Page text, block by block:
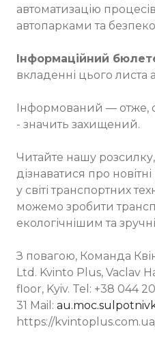
автоматизацію
автопарками та
Інформаційний
вкладенні цього листа
Інформований — отже,
- значить захищений.
Читайте нашу
дізнаватися про
у світі транспортних
можемо зробити
екологічнішим та
З повагою, Команда
Ltd. Kvinto Plus, Vaclav
floor, Kyiv. Tel: +38 044
31 Mail:
https://